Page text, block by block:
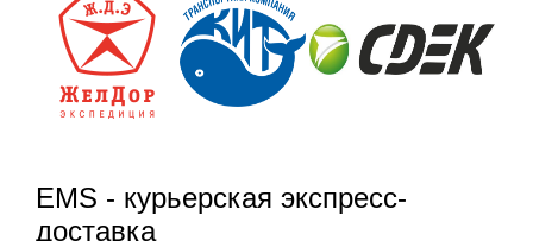
EMS - курьерская экспресс-
доставка